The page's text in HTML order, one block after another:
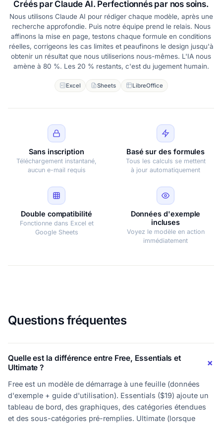
Créés par Claude AI. Perfectionnés par nos soins.
Nous utilisons Claude AI pour rédiger chaque modèle, après une
recherche approfondie. Puis notre équipe prend le relais. Nous
affinons la mise en page, testons chaque formule en conditions
réelles, corrigeons les cas limites et peaufinons le design jusqu'à
obtenir un résultat que nous utiliserions nous-mêmes. L'IA nous
amène à 80 %. Les 20 % restants, c'est du jugement humain.
Excel Sheets LibreOffice
Sans inscription
Téléchargement instantané,
aucun e-mail requis
Basé sur des formules
Tous les calculs se mettent
à jour automatiquement
Double compatibilité
Fonctionne dans Excel et
Google Sheets
Données d'exemple
incluses
Voyez le modèle en action
immédiatement
Questions fréquentes
Quelle est la différence entre Free, Essentials et
Ultimate ?
Free est un modèle de démarrage à une feuille (données
d'exemple + guide d'utilisation). Essentials ($19) ajoute un
tableau de bord, des graphiques, des catégories étendues
et des sous-catégories pré-remplies. Ultimate (lorsque